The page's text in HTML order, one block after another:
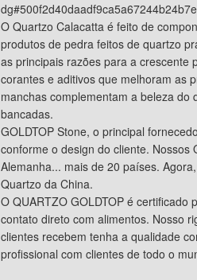
O Quartzo Calacatta é feito de
produtos de pedra feitos de quartzo
as principais razões para a crescente
corantes e aditivos que melhoram as
manchas complementam a beleza
bancadas.
GOLDTOP Stone, o principal
conforme o design do cliente. Nossos
Alemanha... mais de 20 países.
Quartzo da China.
O QUARTZO GOLDTOP é certificado
contato direto com alimentos. Nosso
clientes recebem tenha a qualidade
profissional com clientes de todo o